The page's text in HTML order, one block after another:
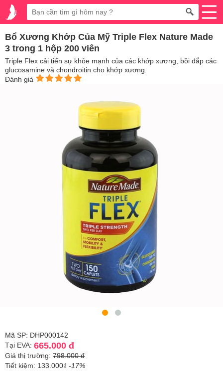
Bổ Xương Khớp Của Mỹ Triple Flex Nature Made
3 trong 1 hộp 200 viên
Triple Flex cải tiến sự khỏe mạnh của các khớp xương, bồi đắp các
glucosamine và chondroitin cho khớp xương.
Đánh giá
Mã SP: DHP000142
Tại EVA: 665.000 đ
Giá thị trường: 798.000 đ
Tiết kiệm: 133.000₫ -17%